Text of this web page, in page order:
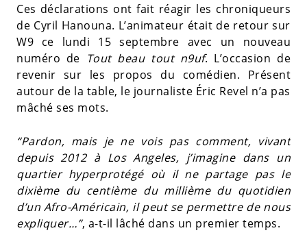
Ces déclarations ont fait réagir les chroniqueurs
de Cyril Hanouna. L’animateur était de retour sur
W9 ce lundi 15 septembre avec un nouveau
numéro de Tout beau tout n9uf. L’occasion de
revenir sur les propos du comédien. Présent
autour de la table, le journaliste Éric Revel n’a pas
mâché ses mots.
“Pardon, mais je ne vois pas comment, vivant
depuis 2012 à Los Angeles, j’imagine dans un
quartier hyperprotégé où il ne partage pas le
dixième du centième du millième du quotidien
d’un Afro-Américain, il peut se permettre de nous
expliquer…”, a-t-il lâché dans un premier temps.